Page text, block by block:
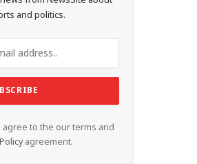
and politics.
to the our terms and
agreement.